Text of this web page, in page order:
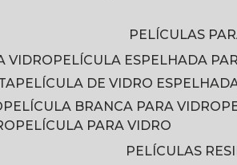
PELÍCULAS
VIDRO
PELÍCULA ESPELHADA
PELÍCULA DE VIDRO
PELÍCULA BRANCA PARA VIDRO
PELÍCULA PARA VIDRO
PELÍCULAS